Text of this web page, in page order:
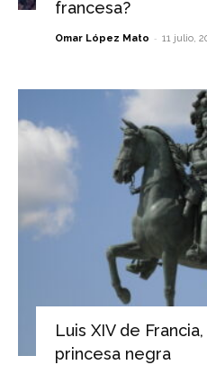
francesa?
Omar López Mato - 11 julio,
Luis XIV de
princesa negra